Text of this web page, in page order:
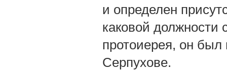
и определен
каковой должности
протоиерея, он был
Серпухове.